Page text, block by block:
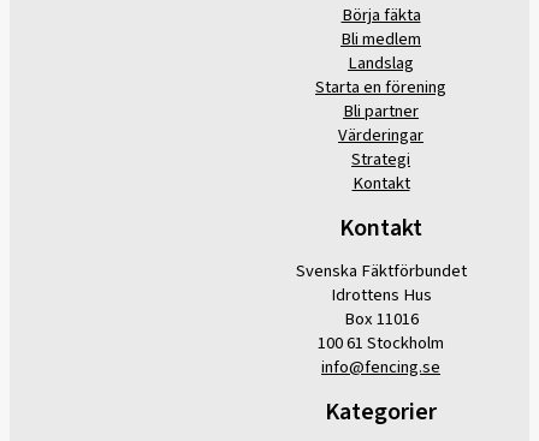
Börja fäkta
Bli medlem
Landslag
Starta en förening
Bli partner
Värderingar
Strategi
Kontakt
Kontakt
Svenska Fäktförbundet
Idrottens Hus
Box 11016
100 61 Stockholm
info@fencing.se
Kategorier